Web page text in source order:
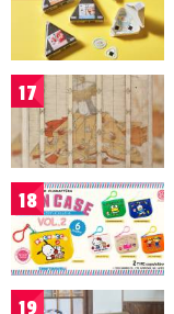
17
18
19